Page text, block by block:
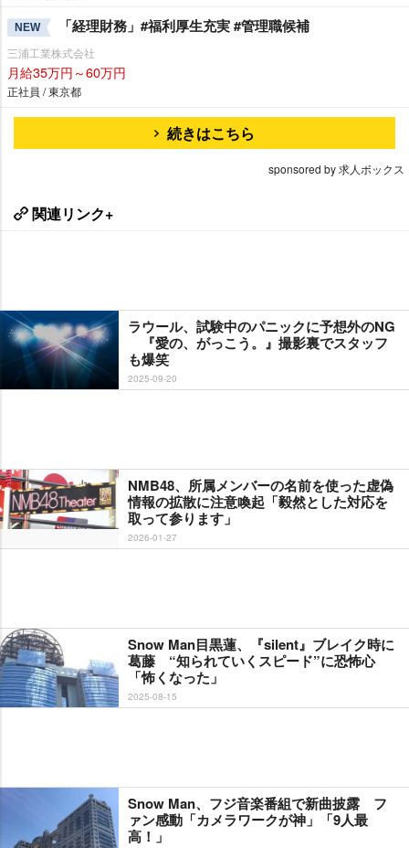
NEW 「経理財務」#福利厚生充実 #管理職候補
三浦工業株式会社
月給35万円～60万円
正社員 / 東京都
続きはこちら
sponsored by 求人ボックス
関連リンク+
ラウール、試験中のパニックに予想外のNG
『愛の、がっこう。』撮影裏でスタッフ
も爆笑
2025-09-20
NMB48、所属メンバーの名前を使った虚偽
情報の拡散に注意喚起「毅然とした対応を
取って参ります」
2026-01-27
Snow Man目黒蓮、『silent』ブレイク時に
葛藤 “知られていくスピード”に恐怖心
「怖くなった」
2025-08-15
Snow Man、フジ音楽番組で新曲披露 フ
ァン感動「カメラワークが神」「9人最
高！」